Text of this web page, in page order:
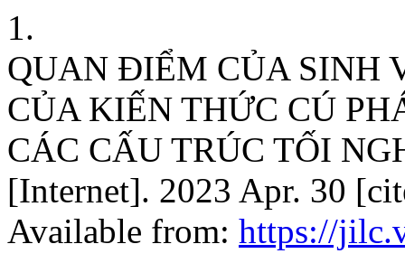
1.
QUAN ĐIỂM CỦA SINH
CỦA KIẾN THỨC CÚ
CÁC CẤU TRÚC TỐI
[Internet]. 2023 Apr. 30
Available from: https://